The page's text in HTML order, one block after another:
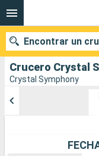
Crystal Symphony
Encontrar un